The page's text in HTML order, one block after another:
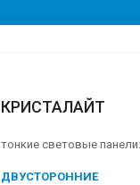
КРИСТАЛАЙТ
тонкие световые панели:
ДВУСТОРОННИЕ